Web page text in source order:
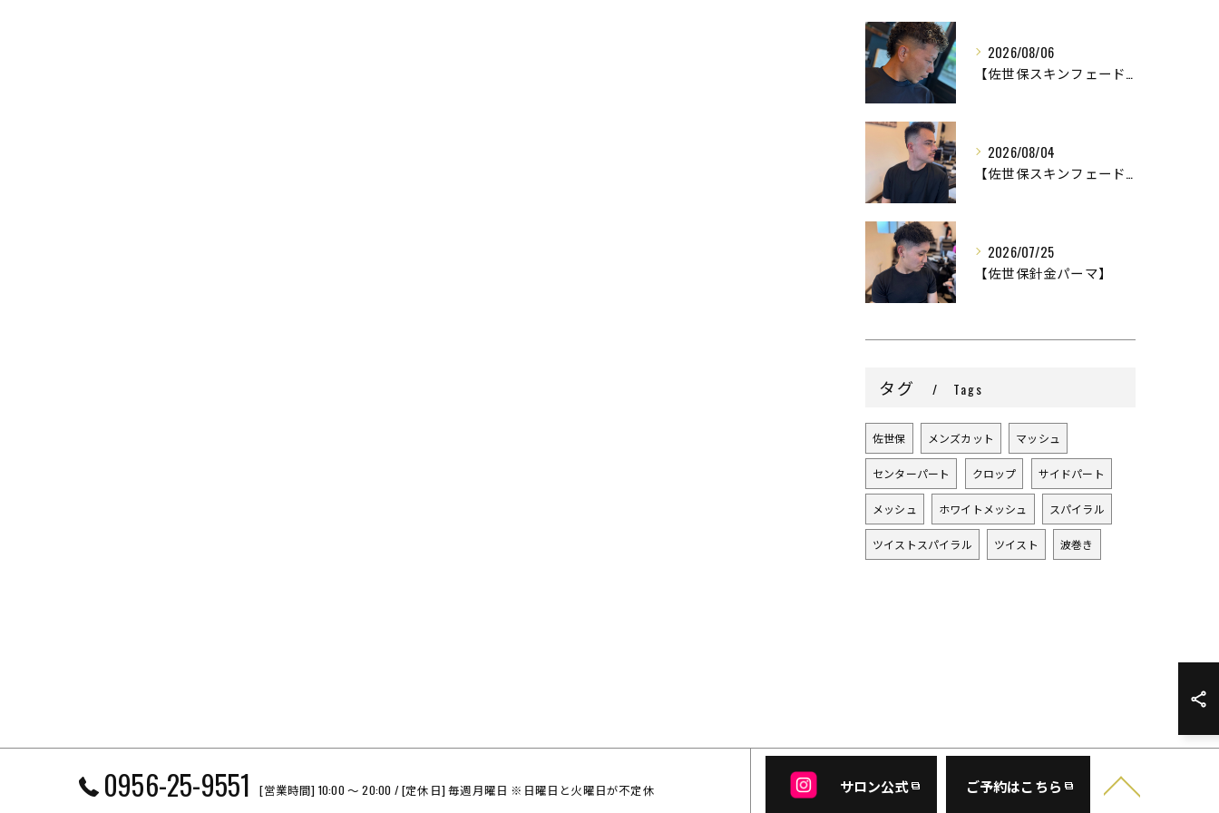
2026/08/06
【佐世保スキンフェード】
2026/08/04
【佐世保スキンフェード】
2026/07/25
【佐世保針金パーマ】
タグ Tags
佐世保 メンズカット マッシュ
センターパート クロップ サイドパート
メッシュ ホワイトメッシュ スパイラル
ツイストスパイラル ツイスト 波巻き
0956-25-9551 [営業時間] 10:00 〜 20:00 / [定休日] 毎週月曜日 ※日曜日と火曜日が不定休 サロン公式 ご予約はこちら